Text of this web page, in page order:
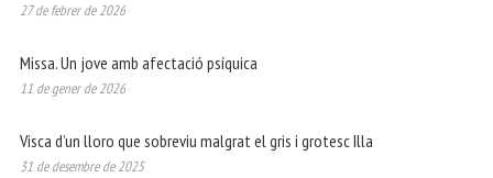
27 de febrer de 2026
Missa. Un jove amb afectació psíquica
11 de gener de 2026
Visca d’un lloro que sobreviu malgrat el gris i grotesc Illa
31 de desembre de 2025